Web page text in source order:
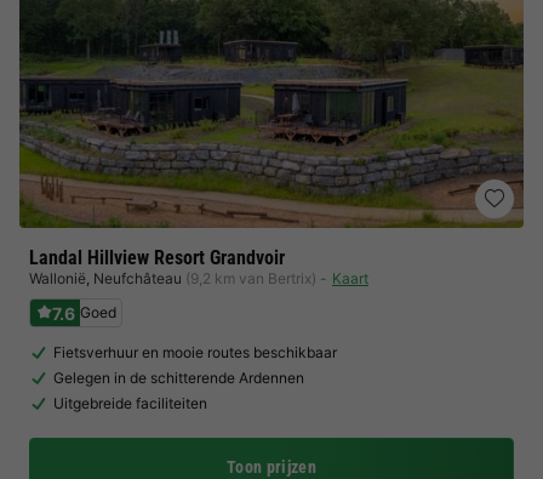
Landal Hillview Resort Grandvoir
Wallonië, Neufchâteau (9,2 km van Bertrix) Kaart
7.6 Goed
Fietsverhuur en mooie routes beschikbaar
Gelegen in de schitterende Ardennen
Uitgebreide faciliteiten
Toon prijzen